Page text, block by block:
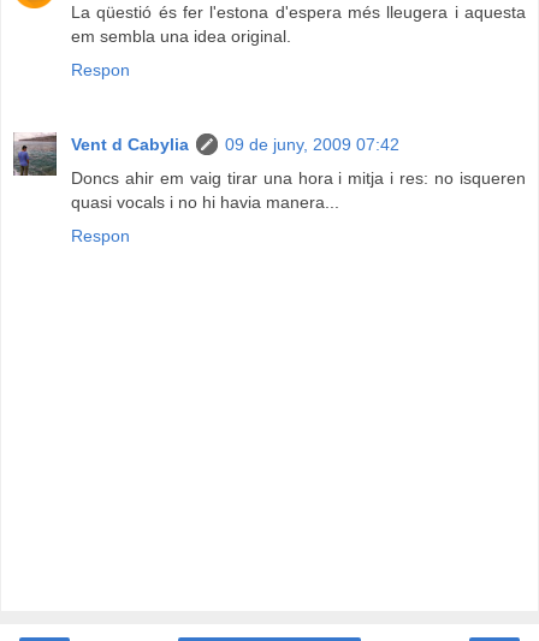
La qüestió és fer l'estona d'espera més lleugera i aquesta
em sembla una idea original.
Respon
Vent d Cabylia
09 de juny, 2009 07:42
Doncs ahir em vaig tirar una hora i mitja i res: no isqueren
quasi vocals i no hi havia manera...
Respon